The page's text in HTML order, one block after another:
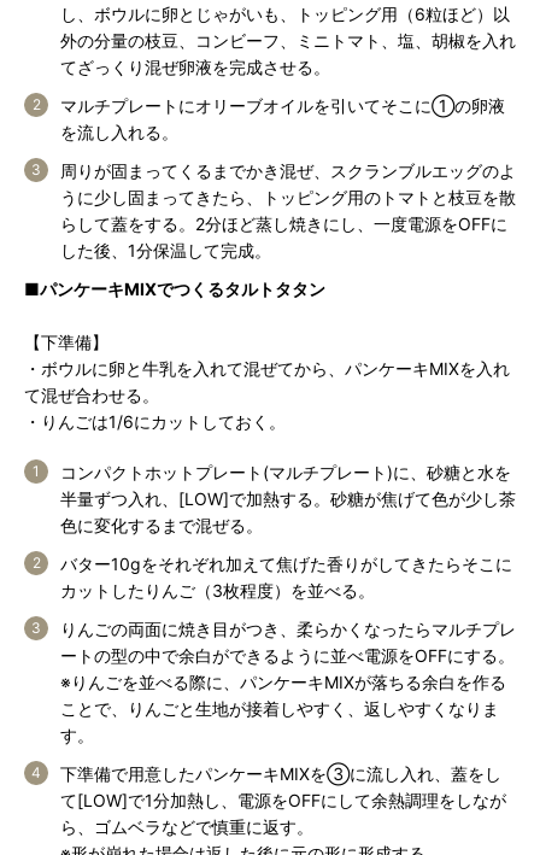
し、ボウルに卵とじゃがいも、トッピング用（6粒ほど）以
外の分量の枝豆、コンビーフ、ミニトマト、塩、胡椒を入れ
てざっくり混ぜ卵液を完成させる。
マルチプレートにオリーブオイルを引いてそこに①の卵液
を流し入れる。
周りが固まってくるまでかき混ぜ、スクランブルエッグのよ
うに少し固まってきたら、トッピング用のトマトと枝豆を散
らして蓋をする。2分ほど蒸し焼きにし、一度電源をOFFに
した後、1分保温して完成。
■パンケーキMIXでつくるタルトタタン
【下準備】
・ボウルに卵と牛乳を入れて混ぜてから、パンケーキMIXを入れ
て混ぜ合わせる。
・りんごは1/6にカットしておく。
コンパクトホットプレート(マルチプレート)に、砂糖と水を
半量ずつ入れ、[LOW]で加熱する。砂糖が焦げて色が少し茶
色に変化するまで混ぜる。
バター10gをそれぞれ加えて焦げた香りがしてきたらそこに
カットしたりんご（3枚程度）を並べる。
りんごの両面に焼き目がつき、柔らかくなったらマルチプレ
ートの型の中で余白ができるように並べ電源をOFFにする。
※りんごを並べる際に、パンケーキMIXが落ちる余白を作る
ことで、りんごと生地が接着しやすく、返しやすくなりま
す。
下準備で用意したパンケーキMIXを③に流し入れ、蓋をし
て[LOW]で1分加熱し、電源をOFFにして余熱調理をしなが
ら、ゴムベラなどで慎重に返す。